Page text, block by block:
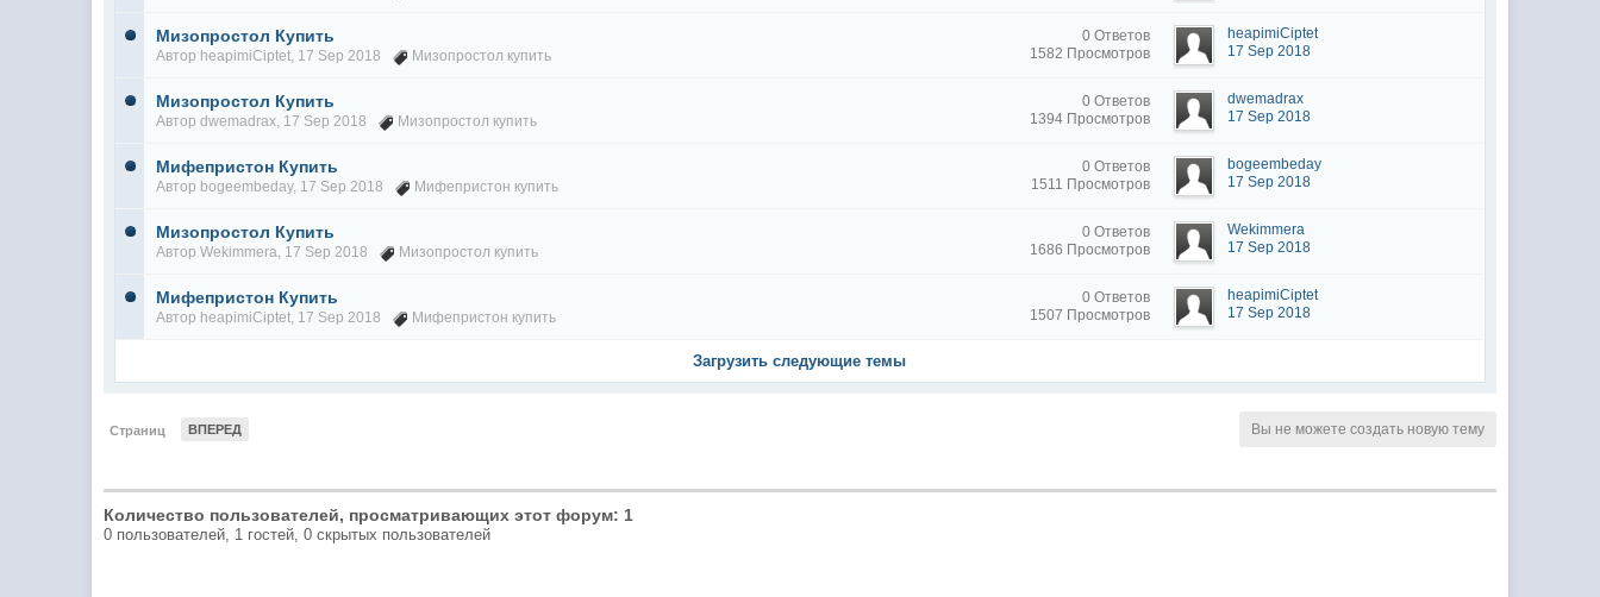
Мизопростол Купить
Автор heapimiCiptet, 17 Sep 2018 Мизопростол купить
0 Ответов
1582 Просмотров
heapimiCiptet
17 Sep 2018
Мизопростол Купить
Авторdwemadrax, 17 Sep 2018 Мизопростол купить
0 Ответов
1394 Просмотров
dwemadrax
17 Sep 2018
Мифепристон Купить
Автор bogeembeday, 17 Sep 2018 Мифепристон купить
0 Ответов
1511 Просмотров
bogeembeday
17 Sep 2018
Мизопростол Купить
АвторWekimmera, 17 Sep 2018 Мизопростол купить
0 Ответов
1686 Просмотров
Wekimmera
17 Sep 2018
Мифепристон Купить
Автор heapimiCiptet, 17 Sep 2018 Мифепристон купить
0 Ответов
1507 Просмотров
heapimiCiptet
17 Sep 2018
Загрузить следующие темы
Страниц ВПЕРЕД Вы не можете создать новую тему
Количество пользователей, просматривающих этот форум: 1
0 пользователей, 1 гостей, 0 скрытых пользователей